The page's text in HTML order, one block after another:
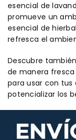
esencial de
promueve un
esencial de
refresca el
Descubre
de manera
para usar con tus
potencializar los